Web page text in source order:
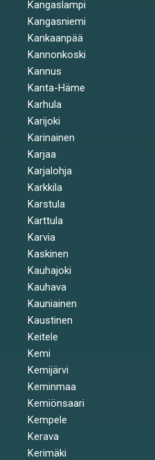
Kangaslampi
Kangasniemi
Kankaanpää
Kannonkoski
Kannus
Kanta-Häme
Karhula
Karijoki
Karinainen
Karjaa
Karjalohja
Karkkila
Karstula
Karttula
Karvia
Kaskinen
Kauhajoki
Kauhava
Kauniainen
Kaustinen
Keitele
Kemi
Kemijärvi
Keminmaa
Kemiönsaari
Kempele
Kerava
Kerimäki